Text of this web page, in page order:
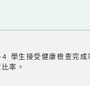
學生接受健康檢查完成
率。